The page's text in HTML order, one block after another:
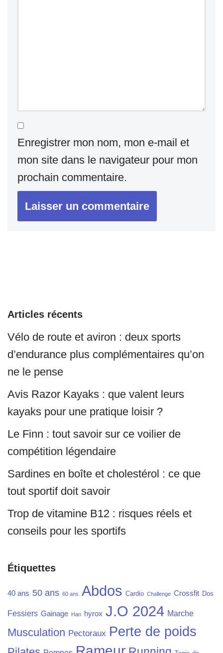
Enregistrer mon nom, mon e-mail et
mon site dans le navigateur pour mon
prochain commentaire.
Articles récents
Vélo de route et aviron : deux sports
d’endurance plus complémentaires qu’on
ne le pense
Avis Razor Kayaks : que valent leurs
kayaks pour une pratique loisir ?
Le Finn : tout savoir sur ce voilier de
compétition légendaire
Sardines en boîte et cholestérol : ce que
tout sportif doit savoir
Trop de vitamine B12 : risques réels et
conseils pour les sportifs
Étiquettes
40 ans 50 ans 60 ans Abdos Cardio Challenge Crossfit Dos
Fessiers Gainage Han hyrox J.O 2024 Marche
Musculation Pectoraux Perte de poids